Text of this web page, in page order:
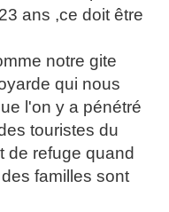
ans ,ce doit être
notre gite
qui nous
l'on y a pénétré
touristes du
de refuge quand
familles sont